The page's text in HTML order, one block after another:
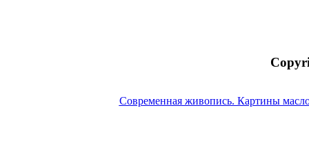
Современная живопись. Картины